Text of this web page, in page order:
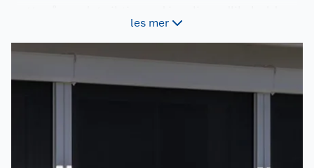
rengjøring. Med noen enkle rutiner kan du
bevare både utseende, funksjon og levetid på
les mer